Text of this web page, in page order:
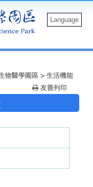
Language
物醫學園區 >生活機能
友善列印